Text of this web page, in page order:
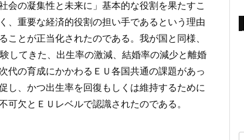
会の凝集性と未来に」基本的な役割を果たすこ
、重要な経済的役割の担い手であるという理由
とが正当化されたのである。我が国と同様、
してきた、出生率の激減、結婚率の減少と離婚
代の育成にかかわるＥＵ各国共通の課題があっ
し、かつ出生率を回復もしくは維持するために
欠とＥＵレベルで認識されたのである。